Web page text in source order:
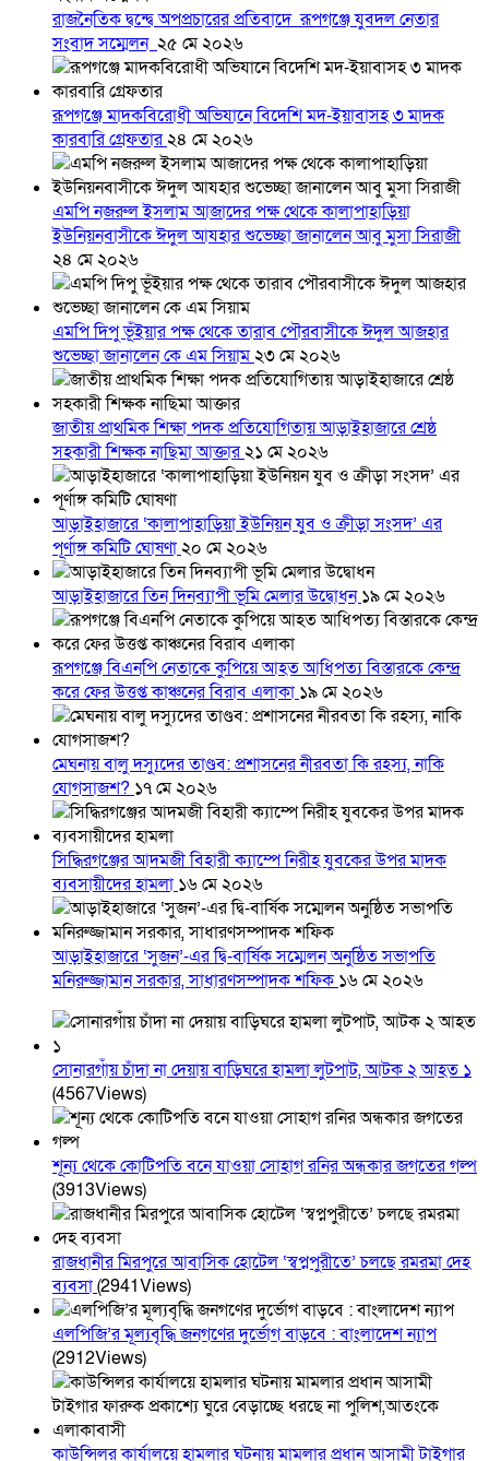
রাজনৈতিক দ্বন্দ্বে অপপ্রচারের প্রতিবাদে ‎রূপগঞ্জে যুবদল নেতার
সংবাদ সম্মেলন ‎ ২৫ মে ২০২৬
রূপগঞ্জে মাদকবিরোধী অভিযানে বিদেশি মদ-ইয়াবাসহ ৩ মাদক
কারবারি গ্রেফতার২৪ মে ২০২৬
এমপি নজরুল ইসলাম আজাদের পক্ষ থেকে কালাপাহাড়িয়া
ইউনিয়নবাসীকে ঈদুল আযহার শুভেচ্ছা জানালেন আবু মুসা সিরাজী
২৪ মে ২০২৬
এমপি দিপু ভূঁইয়ার পক্ষ থেকে তারাব পৌরবাসীকে ঈদুল আজহার
শুভেচ্ছা জানালেন কে এম সিয়াম২৩ মে ২০২৬
জাতীয় প্রাথমিক শিক্ষা পদক প্রতিযোগিতায় আড়াইহাজারে শ্রেষ্ঠ
সহকারী শিক্ষক নাছিমা আক্তার২১ মে ২০২৬
আড়াইহাজারে ‘কালাপাহাড়িয়া ইউনিয়ন যুব ও ক্রীড়া সংসদ’ এর
পূর্ণাঙ্গ কমিটি ঘোষণা২০ মে ২০২৬
আড়াইহাজারে তিন দিনব্যাপী ভূমি মেলার উদ্বোধন১৯ মে ২০২৬
রূপগঞ্জে বিএনপি নেতাকে কুপিয়ে আহত আধিপত্য বিস্তারকে কেন্দ্র
করে ফের উত্তপ্ত কাঞ্চনের বিরাব এলাকা ১৯ মে ২০২৬
মেঘনায় বালু দস্যুদের তাণ্ডব: প্রশাসনের নীরবতা কি রহস্য, নাকি
যোগসাজশ? ১৭ মে ২০২৬
সিদ্ধিরগঞ্জের আদমজী বিহারী ক্যাম্পে নিরীহ যুবকের উপর মাদক
ব্যবসায়ীদের হামলা ১৬ মে ২০২৬
আড়াইহাজারে ‘সুজন’-এর দ্বি-বার্ষিক সম্মেলন অনুষ্ঠিত সভাপতি
মনিরুজ্জামান সরকার, সাধারণসম্পাদক শফিক ১৬ মে ২০২৬
সোনারগাঁয় চাঁদা না দেয়ায় বাড়িঘরে হামলা লুটপাট, আটক ২ আহত ১
(4567Views)
শূন্য থেকে কোটিপতি বনে যাওয়া সোহাগ রনির অন্ধকার জগতের গল্প
(3913Views)
রাজধানীর মিরপুরে আবাসিক হোটেল ‘স্বপ্নপুরীতে’ চলছে রমরমা দেহ
ব্যবসা(2941Views)
এলপিজি’র মূল্যবৃদ্ধি জনগণের দুর্ভোগ বাড়বে : বাংলাদেশ ন্যাপ
(2912Views)
কাউন্সিলর কার্যালয়ে হামলার ঘটনায় মামলার প্রধান আসামী টাইগার